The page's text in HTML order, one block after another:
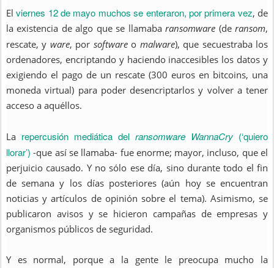
Elviernes 12 de mayo muchos se enteraron, por primera vez, de
la existencia de algo que se llamabaransomware (deransom,
rescate, y ware, por softwareo malware), que secuestraba los
ordenadores, encriptando y haciendo inaccesibles los datos y
exigiendo el pago de un rescate (300 euros en bitcoins, una
moneda virtual) para poder desencriptarlos y volver a tener
acceso a aquéllos.
La repercusión mediática del ransomware WannaCry (‘quiero
llorar’) -que así se llamaba- fue enorme; mayor, incluso, que el
perjuicio causado. Y no sólo ese día, sino durante todo el fin
de semana y los días posteriores (aún hoy se encuentran
noticias y artículos de opinión sobre el tema). Asimismo, se
publicaron avisos y se hicieron campañas de empresas y
organismos públicos de seguridad.
Y es normal, porque a la gente le preocupa mucho la